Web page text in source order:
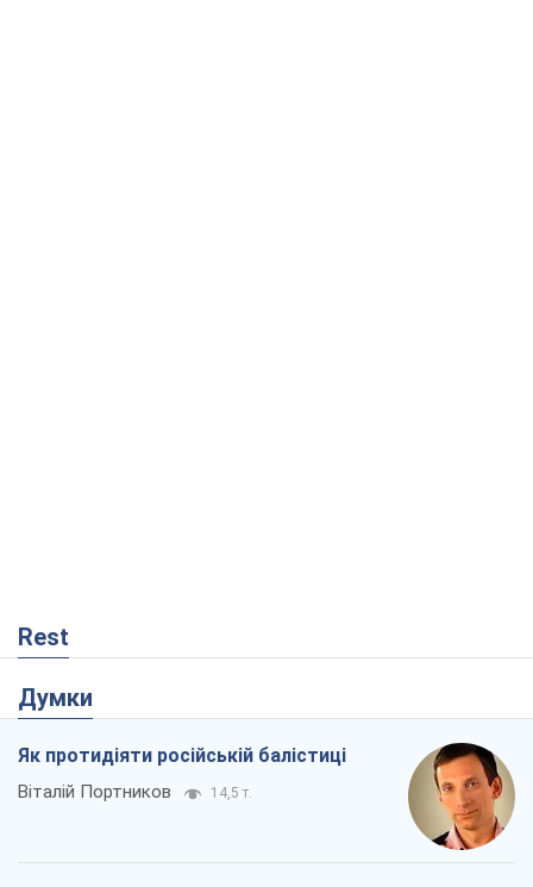
Rest
Думки
Як протидіяти російській балістиці
Віталій Портников 14,5 т.